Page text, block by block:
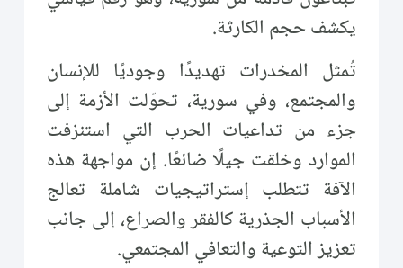
يكشف حجم الكارثة.
تُمثل المخدرات تهديدًا وجوديًا للإنسان
والمجتمع، وفي سورية، تحوّلت الأزمة إلى
جزء من تداعيات الحرب التي استنزفت
الموارد وخلقت جيلًا ضائعًا. إن مواجهة هذه
الآفة تتطلب إستراتيجيات شاملة تعالج
الأسباب الجذرية كالفقر والصراع، إلى جانب
تعزيز التوعية والتعافي المجتمعي.